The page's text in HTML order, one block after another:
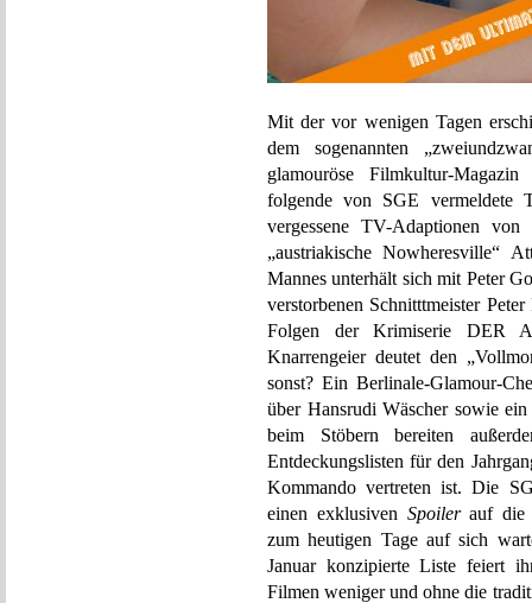
Mit der vor wenigen Tagen
dem sogenannten
glamouröse Filmkultur-
folgende von SGE vermeldete
vergessene TV-Adaptionen
„austriakische Nowheresville“
Mannes unterhält sich mit Peter
verstorbenen Schnitttmeister
Folgen der Krimiserie DER
Knarrengeier deutet den
sonst? Ein Berlinale-Glamour-
über Hansrudi Wäscher sowie
beim Stöbern bereiten
Entdeckungslisten für den
Kommando vertreten ist. Die
einen exklusiven Spoilerauf die
zum heutigen Tage auf sich
Januar konzipierte Liste feiert
Filmen weniger und ohne die